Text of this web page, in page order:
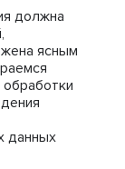
должна
ясным
данных